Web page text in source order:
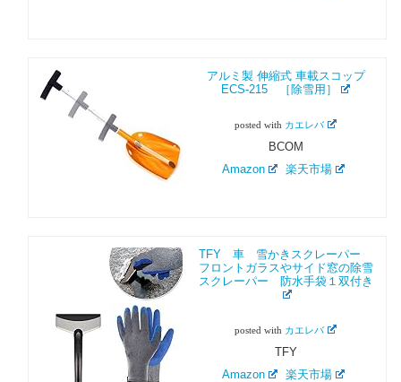
アルミ製 伸縮式 車載スコップ
ECS-215 ［除雪用］
posted with カエレバ
BCOM
Amazon
楽天市場
TFY 車 雪かきスクレーパー
フロントガラスやサイド窓の除雪
スクレーパー 防水手袋１双付き
posted with カエレバ
TFY
Amazon
楽天市場